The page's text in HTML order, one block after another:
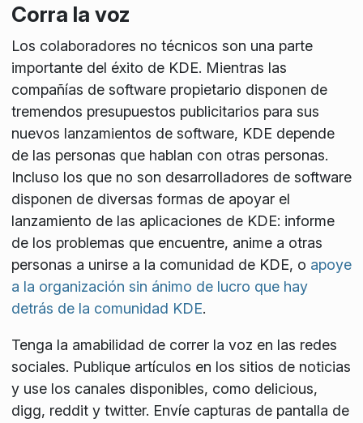
Corra la voz
Los colaboradores no técnicos son una parte
importante del éxito de KDE. Mientras las
compañías de software propietario disponen de
tremendos presupuestos publicitarios para sus
nuevos lanzamientos de software, KDE depende
de las personas que hablan con otras personas.
Incluso los que no son desarrolladores de software
disponen de diversas formas de apoyar el
lanzamiento de las aplicaciones de KDE: informe
de los problemas que encuentre, anime a otras
personas a unirse a la comunidad de KDE, o apoye
a la organización sin ánimo de lucro que hay
detrás de la comunidad KDE.
Tenga la amabilidad de correr la voz en las redes
sociales. Publique artículos en los sitios de noticias
y use los canales disponibles, como delicious,
digg, reddit y twitter. Envíe capturas de pantalla de